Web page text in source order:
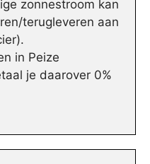
zonnestroom kan
terugleveren aan
in Peize
je daarover 0%